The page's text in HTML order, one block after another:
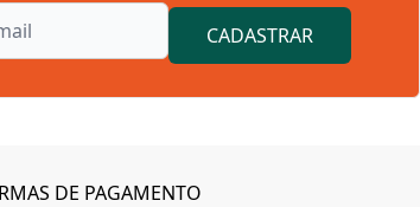
CADASTRAR
DE PAGAMENTO